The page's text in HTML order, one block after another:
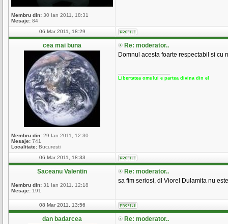
Membru din: 30 Ian 2011, 18:31
Mesaje: 84
06 Mar 2011, 18:29
cea mai buna
Membru din: 29 Ian 2011, 12:30
Mesaje: 741
Localitate: Bucuresti
Re: moderator..
Domnul acesta foarte respectabil si cu
Libertatea omului e partea divina din el
06 Mar 2011, 18:33
Saceanu Valentin
Membru din: 31 Ian 2011, 12:18
Mesaje: 191
Re: moderator..
sa fim seriosi, dl Viorel Dulamita nu
08 Mar 2011, 13:56
dan badarcea Re: moderator..